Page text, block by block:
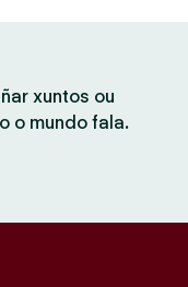
xuntos ou
o mundo fala.